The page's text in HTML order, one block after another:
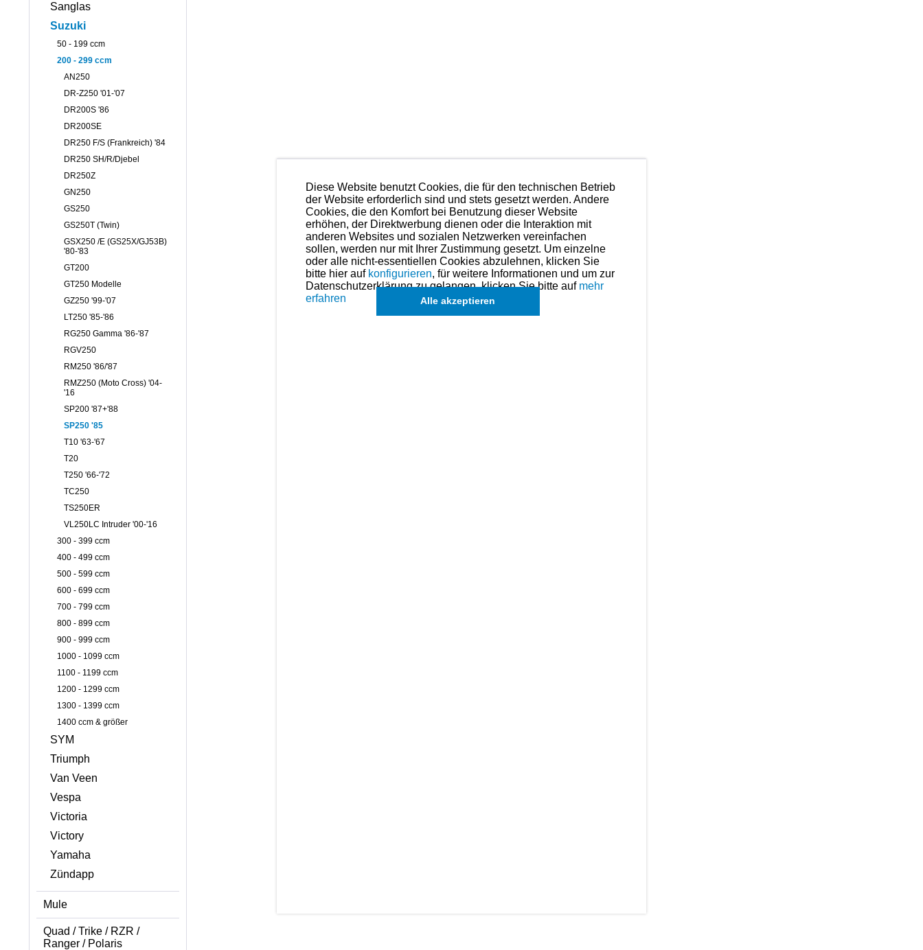
Sanglas
Suzuki
50 - 199 ccm
200 - 299 ccm
AN250
DR-Z250 '01-'07
DR200S '86
DR200SE
DR250 F/S (Frankreich) '84
DR250 SH/R/Djebel
DR250Z
GN250
GS250
GS250T (Twin)
GSX250 /E (GS25X/GJ53B)
'80-'83
GT200
GT250 Modelle
GZ250 '99-'07
LT250 '85-'86
RG250 Gamma '86-'87
RGV250
RM250 '86/'87
RMZ250 (Moto Cross) '04-
'16
SP200 '87+'88
SP250 '85
T10 '63-'67
T20
T250 '66-'72
TC250
TS250ER
VL250LC Intruder '00-'16
300 - 399 ccm
400 - 499 ccm
500 - 599 ccm
600 - 699 ccm
700 - 799 ccm
800 - 899 ccm
900 - 999 ccm
1000 - 1099 ccm
1100 - 1199 ccm
1200 - 1299 ccm
1300 - 1399 ccm
1400 ccm & größer
SYM
Triumph
Van Veen
Vespa
Victoria
Victory
Yamaha
Zündapp
Mule
Quad / Trike / RZR /
Ranger / Polaris
Diese Website benutzt Cookies, die für den technischen Betrieb
der Website erforderlich sind und stets gesetzt werden. Andere
Cookies, die den Komfort bei Benutzung dieser Website
erhöhen, der Direktwerbung dienen oder die Interaktion mit
anderen Websites und sozialen Netzwerken vereinfachen
sollen, werden nur mit Ihrer Zustimmung gesetzt. Um einzelne
oder alle nicht-essentiellen Cookies abzulehnen, klicken Sie
bitte hier auf konfigurieren, für weitere Informationen und um zur
Datenschutzerklärung zu gelangen, klicken Sie bitte auf mehr
erfahren
Alle akzeptieren